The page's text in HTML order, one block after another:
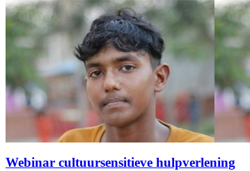
Webinar cultuursensitieve hulpverlening